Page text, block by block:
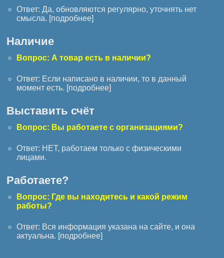
Ответ: Да, обновляются регулярно, уточнять нет
смысла. [подробнее]
Наличие
Вопрос: А товар есть в наличии?
Ответ: Если написано в наличии, то в данный
момент есть. [подробнее]
Выставить счёт
Вопрос: Вы работаете с организациями?
Ответ: НЕТ, работаем только с физическими
лицами.
Работаете?
Вопрос: Где вы находитесь и какой режим
работы?
Ответ: Вся информация указана на сайте, и она
актуальна. [подробнее]